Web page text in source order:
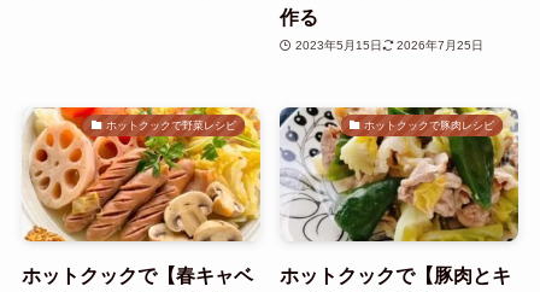
作る
2023年5月15日 2026年7月25日
ホットクックで野菜レシピ
ホットクックで【春キャベ
ホットクックで豚肉レシピ
ホットクックで【豚肉とキ